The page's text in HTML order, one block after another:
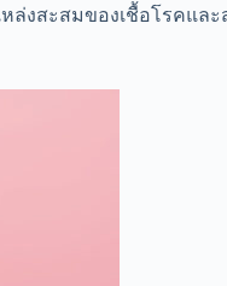
งสะสมของเชื้อโรคแล